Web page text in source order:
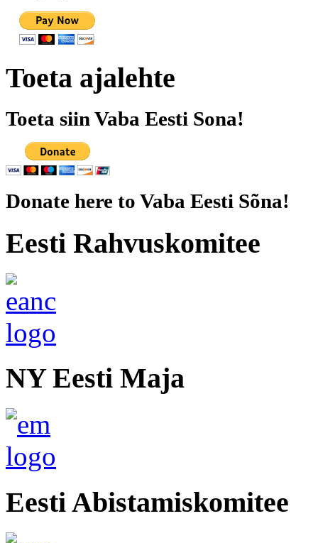
Toeta ajalehte
Toeta siin Vaba Eesti Sona!
Donate here to Vaba Eesti Sõna!
Eesti Rahvuskomitee
NY Eesti Maja
Eesti Abistamiskomitee